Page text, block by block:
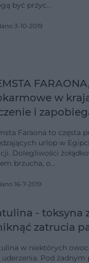
być przyc…
3-10-2019
w
i
Faraona to częsta
urlop w
Dolegliwości
brzucha, o…
16-7-2019
- toksyna
zatrucia
w niektórych
uderzenia. Pod